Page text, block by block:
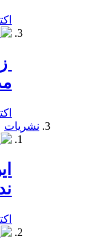
اکتبر
اکتبر
نشریات
اکتبر